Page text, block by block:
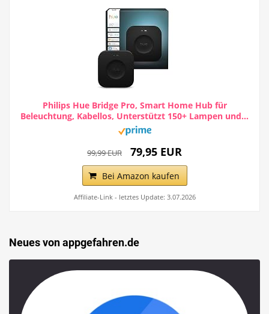
Philips Hue Bridge Pro, Smart Home Hub für
Beleuchtung, Kabellos, Unterstützt 150+ Lampen und...
99,99 EUR 79,95 EUR
Bei Amazon kaufen
Affiliate-Link - letztes Update: 3.07.2026
Neues von appgefahren.de